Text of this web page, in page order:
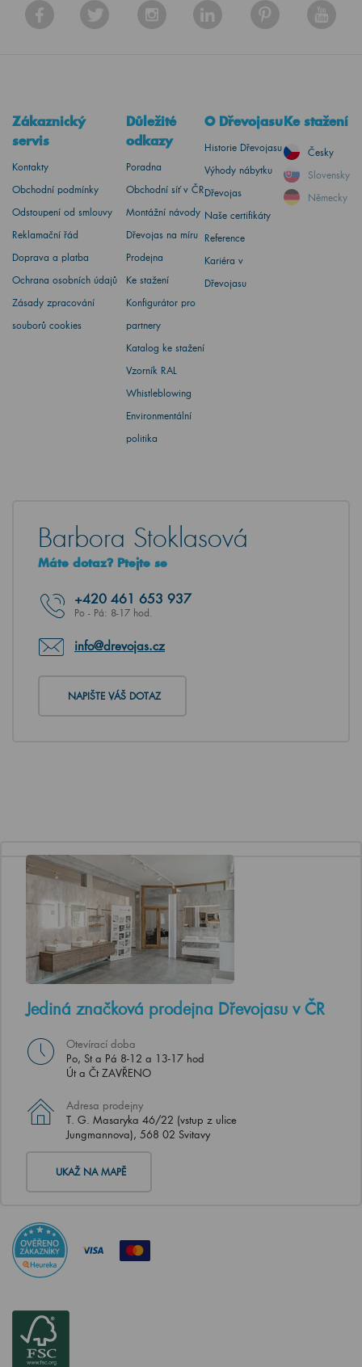
Zákaznický
servis
Kontakty
Obchodní podmínky
Odstoupení od smlouvy
Reklamační řád
Doprava a platba
Ochrana osobních údajů
Zásady zpracování
souborů cookies
Důležité
odkazy
Poradna
Obchodní síť v ČR
Montážní návody
Dřevojas na míru
Prodejna
Ke stažení
Konfigurátor pro
partnery
Katalog ke stažení
Vzorník RAL
Whistleblowing
Environmentální
politika
O Dřevojasu
Historie Dřevojasu
Výhody nábytku
Dřevojas
Naše certifikáty
Reference
Kariéra v
Dřevojasu
Ke stažení
Česky
Slovensky
Německy
Barbora Stoklasová
Máte dotaz? Ptejte se
+420 461 653 937
Po - Pá: 8-17 hod.
info@drevojas.cz
NAPIŠTE VÁŠ DOTAZ
Jediná značková prodejna Dřevojasu v ČR
Otevírací doba
Po, St a Pá 8-12 a 13-17 hod
Út a Čt ZAVŘENO
Adresa prodejny
T. G. Masaryka 46/22 (vstup z ulice
Jungmannova), 568 02 Svitavy
UKAŽ NA MAPĚ